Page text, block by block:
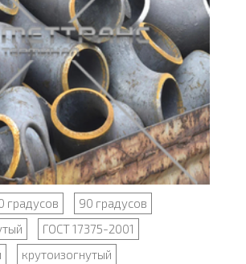
градусов
90 градусов
ГОСТ 17375-2001
крутоизогнутый